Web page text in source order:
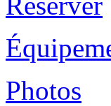
Photos